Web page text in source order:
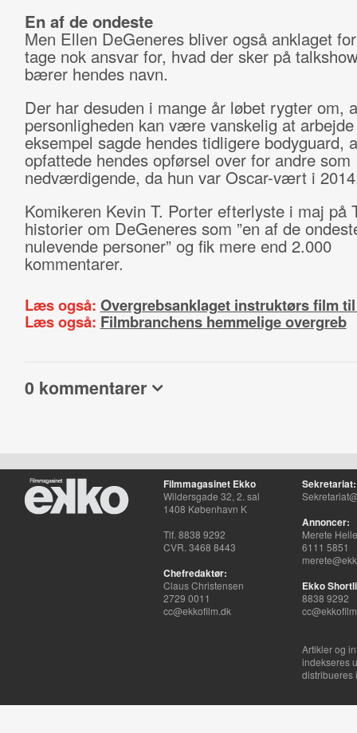
En af de ondeste
Men Ellen DeGeneres bliver også anklaget
tage nok ansvar for, hvad der sker på
bærer hendes navn.
Der har desuden i mange år løbet rygter om,
personligheden kan være vanskelig at
eksempel sagde hendes tidligere bodyguard,
opfattede hendes opførsel over for andre som
nedværdigende, da hun var Oscar-vært i
Komikeren Kevin T. Porter efterlyste i maj på
historier om DeGeneres som ”en af de
nulevende personer” og fik mere end 2.000
kommentarer.
Læs også: Overgrebsanklaget instruktørs film
Læs også: Filmbranchens hemmelige overgreb
0 kommentarer
Filmmagasinet Ekko
Wildersgade 32, 2. sal
1408 København K
Tlf. 8838 9292
CVR. 3468 8443
Chefredaktør:
Claus Christensen
2729 0011
cc@ekkofilm.dk
Sekretariat:
Annoncer:
Merete
6111 5851
Ekko
8838 9292
Artikler og
indekseres
distribueres